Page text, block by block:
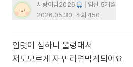
사랑이맘2026
임신 5개월
2026.05.30 조회 450
입덧이 심하니 울렁대서
저도모르게 자꾸 라면먹게되어요